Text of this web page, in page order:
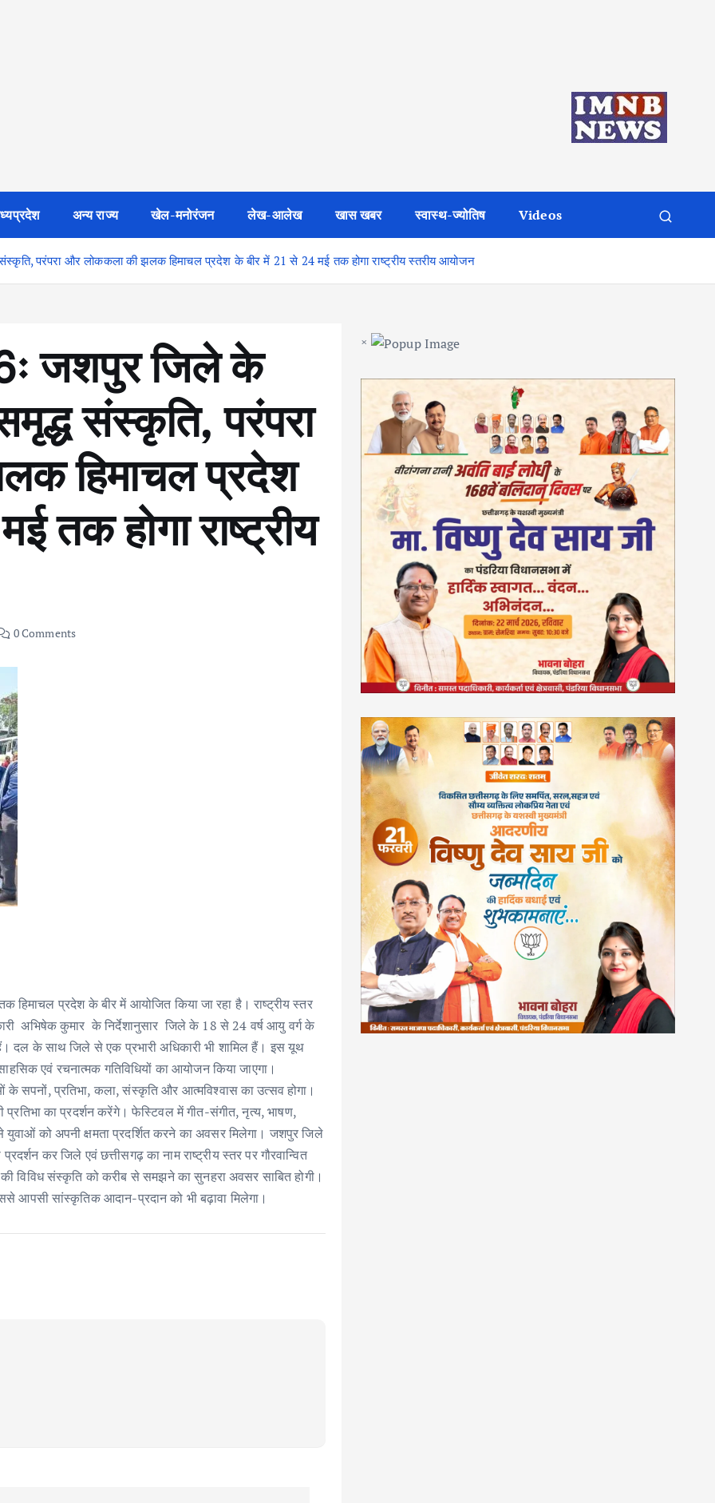
अन्य राज्य खेल-मनोरंजन लेख-आलेख खास खबर स्वास्थ-ज्योतिष Videos
परंपरा और लोककला की झलक हिमाचल प्रदेश के बीर में 21 से 24 मई तक होगा राष्ट्रीय स्तरीय आयोजन
जशपुर जिले के
संस्कृति, परंपरा
हिमाचल प्रदेश
तक होगा राष्ट्रीय
0 Comments
प्रदेश के बीर में आयोजित किया जा रहा है। राष्ट्रीय स्तर
अभिषेक कुमार के निर्देशानुसार जिले के 18 से 24 वर्ष आयु वर्ग के
दल के साथ जिले से एक प्रभारी अधिकारी भी शामिल हैं। इस यूथ
एवं रचनात्मक गतिविधियों का आयोजन किया जाएगा।
सपनों, प्रतिभा, कला, संस्कृति और आत्मविश्वास का उत्सव होगा।
का प्रदर्शन करेंगे। फेस्टिवल में गीत-संगीत, नृत्य, भाषण,
युवाओं को अपनी क्षमता प्रदर्शित करने का अवसर मिलेगा। जशपुर जिले
कर जिले एवं छत्तीसगढ़ का नाम राष्ट्रीय स्तर पर गौरवान्वित
विविध संस्कृति को करीब से समझने का सुनहरा अवसर साबित होगी।
आपसी सांस्कृतिक आदान-प्रदान को भी बढ़ावा मिलेगा।
×